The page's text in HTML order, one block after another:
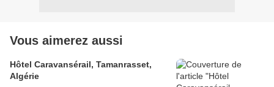
Vous aimerez aussi
Hôtel Caravansérail, Tamanrasset,
Algérie